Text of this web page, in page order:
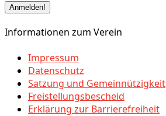
Informationen zum Verein
Impressum
Datenschutz
Satzung und Gemeinnützigkeit
Freistellungsbescheid
Erklärung zur Barrierefreiheit